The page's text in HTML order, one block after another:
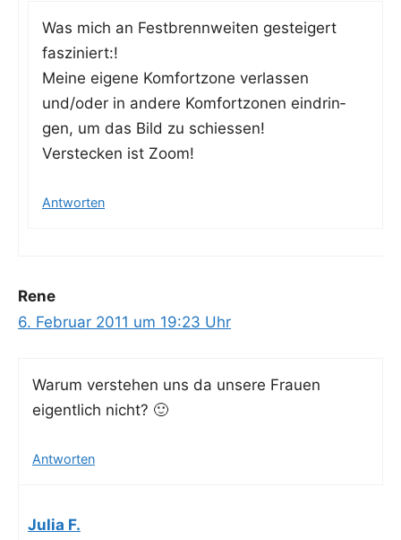
Was mich an Fest­brenn­wei­ten gestei­gert
fasziniert:!
Mei­ne eige­ne Kom­fort­zo­ne ver­las­sen
und/oder in ande­re Kom­fort­zo­nen ein­drin­
gen, um das Bild zu schiessen!
Ver­ste­cken ist Zoom!
Antworten
Rene
6. Februar 2011 um 19:23 Uhr
War­um ver­ste­hen uns da unse­re Frau­en
eigent­lich nicht? 🙂
Antworten
Julia F.